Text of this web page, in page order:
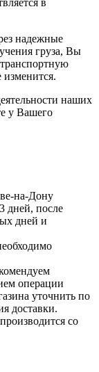
надежные
груза, Вы
наших
у Вашего
на-Дону
дней, после
дней и
операции
уточнить по
доставки.
со